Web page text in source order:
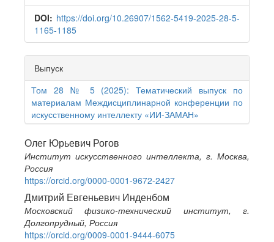
DOI: https://doi.org/10.26907/1562-5419-2025-28-5-
1165-1185
Выпуск
Том 28 № 5 (2025): Тематический выпуск по
материалам Междисциплинарной конференции по
искусственному интеллекту «ИИ-ЗАМАН»
Main
Article
Content
Олег Юрьевич Рогов
Институт искусственного интеллекта, г. Москва,
Россия
https://orcid.org/0000-0001-9672-2427
Дмитрий Евгеньевич Инденбом
Московский физико-технический институт, г.
Долгопрудный, Россия
https://orcid.org/0009-0001-9444-6075